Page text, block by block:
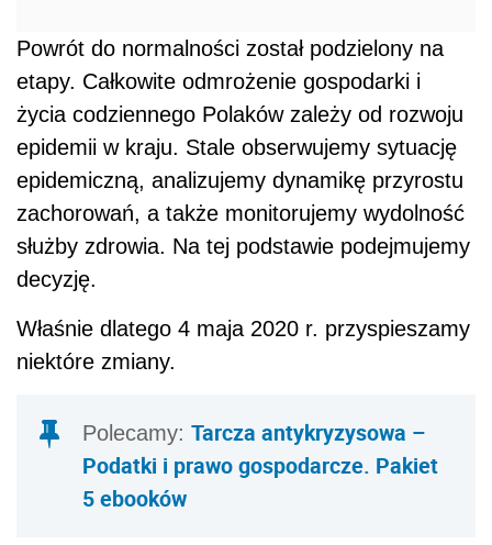
Powrót do normalności został podzielony na
etapy. Całkowite odmrożenie gospodarki i
życia codziennego Polaków zależy od rozwoju
epidemii w kraju. Stale obserwujemy sytuację
epidemiczną, analizujemy dynamikę przyrostu
zachorowań, a także monitorujemy wydolność
służby zdrowia. Na tej podstawie podejmujemy
decyzję.
Właśnie dlatego 4 maja 2020 r. przyspieszamy
niektóre zmiany.
Polecamy: Tarcza antykryzysowa –
Podatki i prawo gospodarcze. Pakiet
5 ebooków